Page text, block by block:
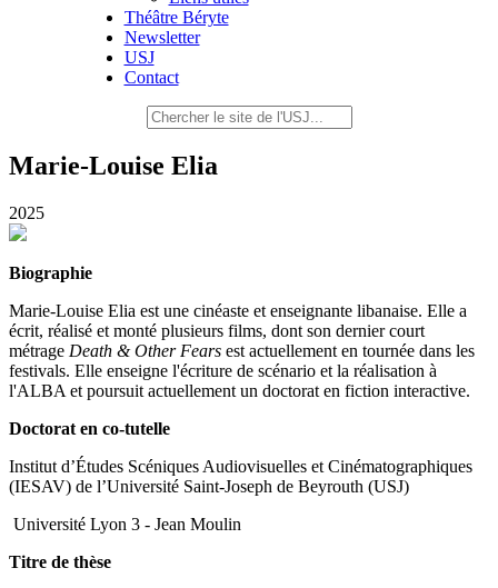
Théâtre Béryte
Newsletter
USJ
Contact
Marie-Louise Elia
2025
Biographie
Marie-Louise Elia est une cinéaste et enseignante libanaise. Elle a
écrit, réalisé et monté plusieurs films, dont son dernier court
métrage Death & Other Fears est actuellement en tournée dans les
festivals. Elle enseigne l'écriture de scénario et la réalisation à
l'ALBA et poursuit actuellement un doctorat en fiction interactive.
Doctorat en co-tutelle
Institut d’Études Scéniques Audiovisuelles et Cinématographiques
(IESAV) de l’Université Saint-Joseph de Beyrouth (USJ)
Université Lyon 3 - Jean Moulin
Titre de thèse